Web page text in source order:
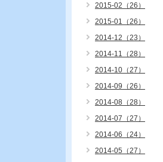
2015-02（26）
2015-01（26）
2014-12（23）
2014-11（28）
2014-10（27）
2014-09（26）
2014-08（28）
2014-07（27）
2014-06（24）
2014-05（27）